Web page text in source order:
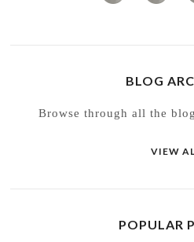
BLOG
Browse through all the
VIEW
POPULAR